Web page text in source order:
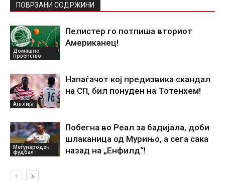
ПОВРЗАНИ СОДРЖИНИ
Домашно
првенство
Пелистер го потпиша вториот
Американец!
Англија
Напаѓачот кој предизвика скандал
на СП, бил понуден на Тотенхем!
Меѓународен
фудбал
Побегна во Реал за бадијала, доби
шлаканица од Мурињо, а сега сака
назад на „Енфилд“!